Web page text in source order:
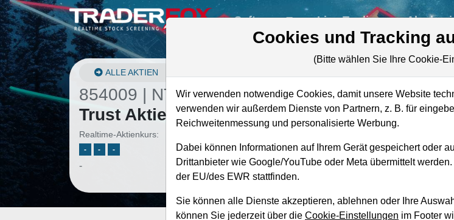
Software Live-Trading
ALLE AKTIEN
854009 | NTRS–Northern
Trust Aktie
Realtime-Aktienkurs:
- - -
-
Marktkapitalisierung
Unternehmenswert
Umsatz 8,09
Cookies und Tracking
(Bitte wählen Sie Ihre Cookie-
Wir verwenden notwendige Cookies, damit unsere Website
verwenden wir außerdem Dienste von Partnern, z. B. für
Reichweitenmessung und personalisierte Werbung.
Dabei können Informationen auf Ihrem Gerät gespeichert oder
Drittanbieter wie Google/YouTube oder Meta übermittelt
der EU/des EWR stattfinden.
Sie können alle Dienste akzeptieren, ablehnen oder Ihre
können Sie jederzeit über die Cookie-Einstellungen im Footer